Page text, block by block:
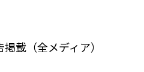
掲載（全メディア）